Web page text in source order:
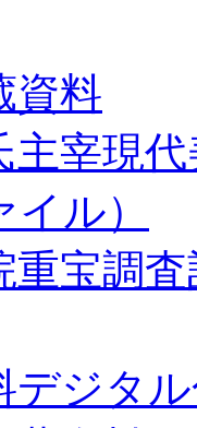
資料
主宰現
イル）
重宝調
デジタ